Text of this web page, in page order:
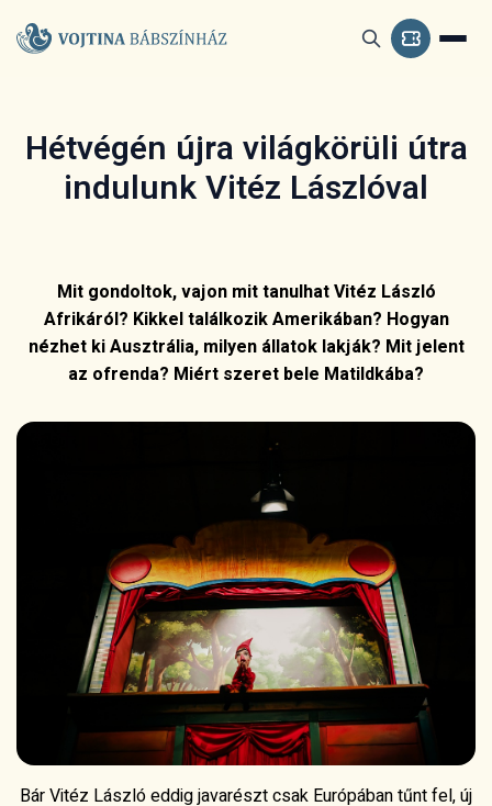
Hétvégén újra világkörüli útra
indulunk Vitéz Lászlóval
Mit gondoltok, vajon mit tanulhat Vitéz László
Afrikáról? Kikkel találkozik Amerikában? Hogyan
nézhet ki Ausztrália, milyen állatok lakják? Mit jelent
az ofrenda? Miért szeret bele Matildkába?
Bár Vitéz László eddig javarészt csak Európában tűnt fel, új